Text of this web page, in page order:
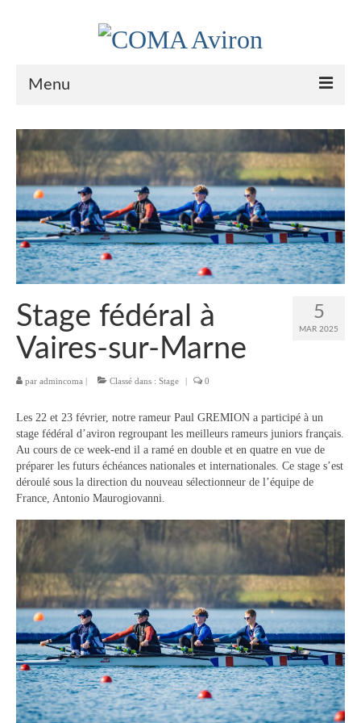
Menu
Le Club
Nos couleurs
Historique
Plan d’accès
Le bureau
Actualités
l’Aviron
Le jargon
Le matériel
Les bateaux
Nos activités
Section « Compétition »
Calendrier des Compétitions
Catégories
Entraînements
Les bassins
5
MAR 2025
Stage fédéral à
Vaires-sur-Marne
par admincoma | Classé dans : Stage | 0
Les 22 et 23 février, notre rameur Paul GREMION a participé à un
stage fédéral d’aviron regroupant les meilleurs rameurs juniors français.
Au cours de ce week-end il a ramé en double et en quatre en vue de
préparer les futurs échéances nationales et internationales. Ce stage s’est
déroulé sous la direction du nouveau sélectionneur de l’équipe de
France, Antonio Maurogiovanni.